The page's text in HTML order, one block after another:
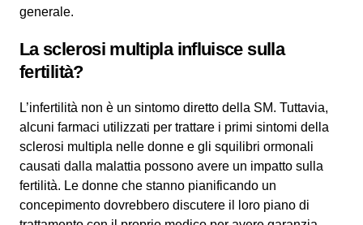
generale.
La sclerosi multipla influisce sulla
fertilità?
L’infertilità non è un sintomo diretto della SM. Tuttavia,
alcuni farmaci utilizzati per trattare i primi sintomi della
sclerosi multipla nelle donne e gli squilibri ormonali
causati dalla malattia possono avere un impatto sulla
fertilità. Le donne che stanno pianificando un
concepimento dovrebbero discutere il loro piano di